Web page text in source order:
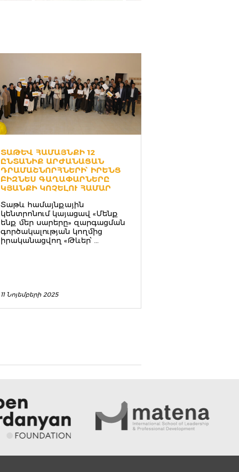
ՏԱԹԵՒ ՀԱՄԱՅՆՔԻ 12 Ը
ՆՏԱՆԻՔ ԱՐԺԱՆԱՑԱՆ Դ
ՐԱՄԱՇՆՈՐՀՆԵՐԻ՝ ԻՐԵՆՑ Բ
ԻԶՆԵՍ ԳԱՂԱՓԱՐՆԵՐԸ Կ
ՅԱՆՔԻ ԿՈՉԵԼՈՒ ՀԱՄԱՐ
Տաթև համայնքային
կենտրոնում կայացավ «Մենք
ենք մեր սարերը» զարգացման
գործակալության կողմից
իրականացվող «Թևեր՝ ...
11 Նոյեմբերի 2025